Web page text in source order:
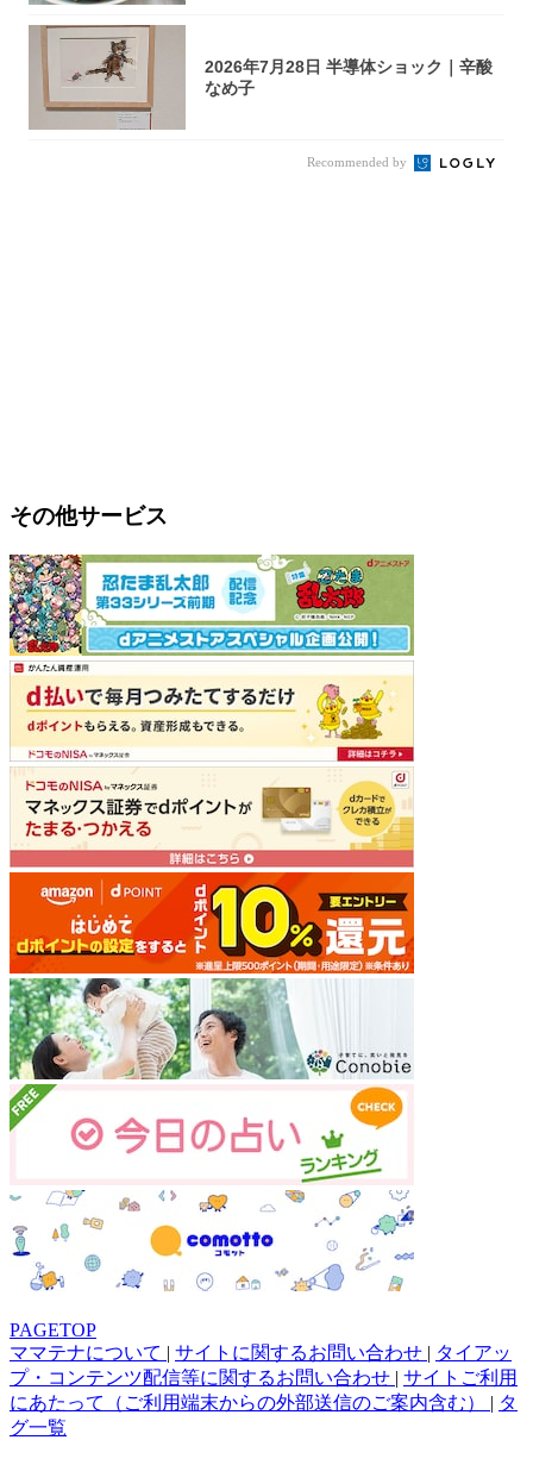
2026年7月28日 半導体ショック｜辛酸
なめ子
Recommended by
その他サービス
PAGETOP
ママテナについて | サイトに関するお問い合わせ | タイアッ
プ・コンテンツ配信等に関するお問い合わせ | サイトご利用
にあたって（ご利用端末からの外部送信のご案内含む） | タ
グ一覧